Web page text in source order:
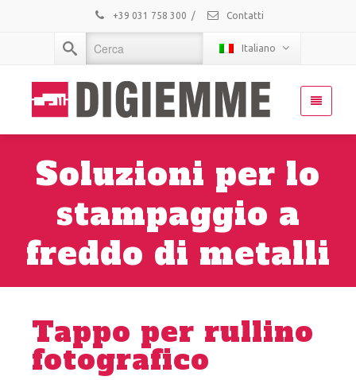
+39 031 758 300 / Contatti
Italiano
Soluzioni per lo
stampaggio a
freddo di metalli
Tappo per rullino
fotografico